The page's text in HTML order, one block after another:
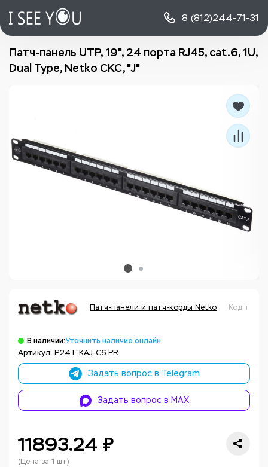
8 (812)244-71-31
Патч-панель UTP, 19", 24 порта RJ45, cat.6, 1U,
Dual Type, Netko СКС, "J"
Патч-панели и патч-корды Netko Код
В наличии:Уточнить наличие онлайн
Артикул: P24T-KAJ-C6 PR
Задать вопрос в Telegram
Задать вопрос в MAX
11893.24 ₽
(Цена за 1 шт)